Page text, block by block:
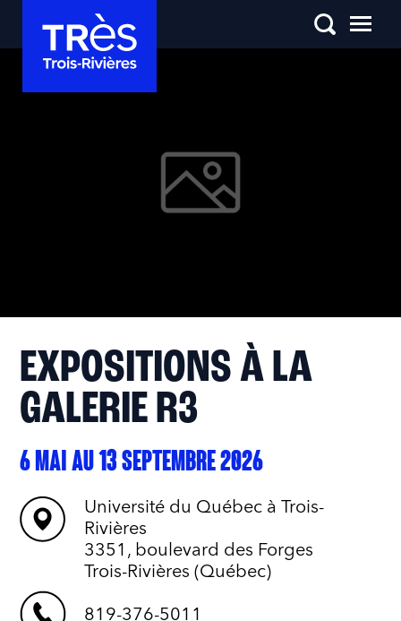
EXPOSITIONS À LA
GALERIE R3
6 MAI AU 13 SEPTEMBRE 2026
Université du Québec à Trois-
Rivières
3351, boulevard des Forges
Trois-Rivières (Québec)
819-376-5011